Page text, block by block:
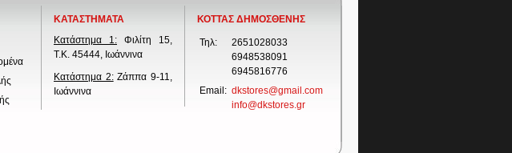
ΚΑΤΑΣΤΗΜΑΤΑ
Κατάστημα 1: Φιλίτη 15,
Τ.Κ. 45444, Ιωάννινα
Κατάστημα 2:Ζάππα 9-11,
Ιωάννινα
ΚΟΤΤΑΣ ΔΗΜΟΣΘΕΝΗΣ
Τηλ:
2651028033
6948538091
6945816776
Email: dkstores@gmail.com
info@dkstores.gr